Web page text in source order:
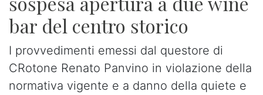
bar del centro storico
I provvedimenti emessi dal questore di
CRotone Renato Panvino in violazione della
normativa vigente e a danno della quiete e